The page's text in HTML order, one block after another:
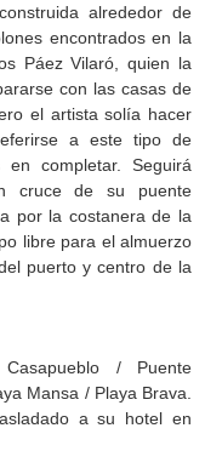
alrededor de
encontrados en la
Páez Vilaró, quien la
con las casas de
el artista solía hacer
a este tipo de
completar. Seguirá
cruce de su puente
por la costanera de la
libre para el almuerzo
puerto y centro de la
/ Puente
Mansa / Playa Brava.
a su hotel en